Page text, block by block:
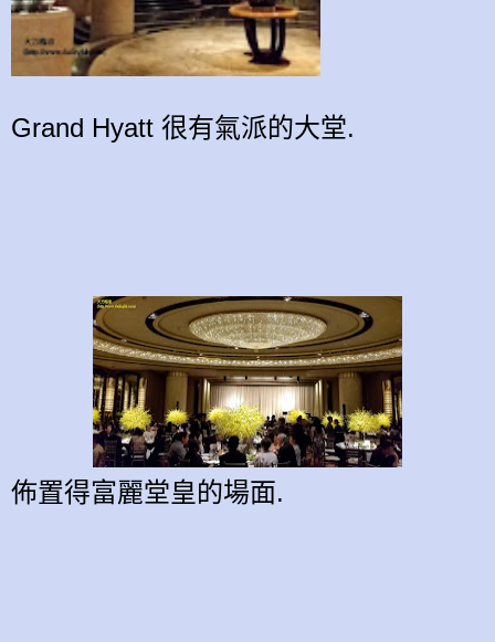
Grand Hyatt 很有氣派的大堂.
佈置得富麗堂皇的場面.